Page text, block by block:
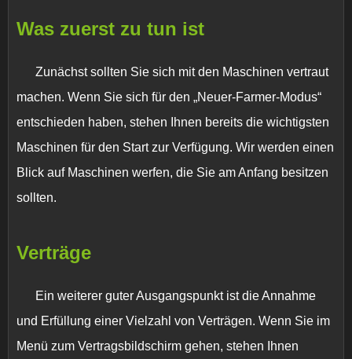
Was zuerst zu tun ist
Zunächst sollten Sie sich mit den Maschinen vertraut
machen. Wenn Sie sich für den „Neuer-Farmer-Modus“
entschieden haben, stehen Ihnen bereits die wichtigsten
Maschinen für den Start zur Verfügung. Wir werden einen
Blick auf Maschinen werfen, die Sie am Anfang besitzen
sollten.
Verträge
Ein weiterer guter Ausgangspunkt ist die Annahme
und Erfüllung einer Vielzahl von Verträgen. Wenn Sie im
Menü zum Vertragsbildschirm gehen, stehen Ihnen